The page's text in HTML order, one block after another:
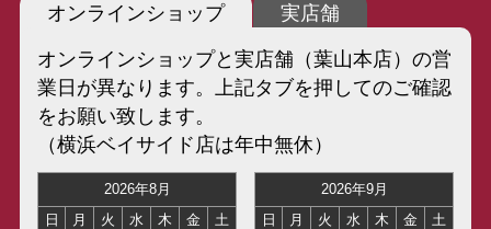
オンラインショップ 実店舗
オンラインショップと実店舗（葉山本店）の営
業日が異なります。上記タブを押してのご確認
をお願い致します。
（横浜ベイサイド店は年中無休）